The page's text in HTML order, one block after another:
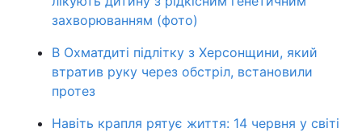
захворюванням (фото)
В Охматдиті підлітку з Херсонщини, який
втратив руку через обстріл, встановили
протез
Навіть крапля рятує життя: 14 червня у світі